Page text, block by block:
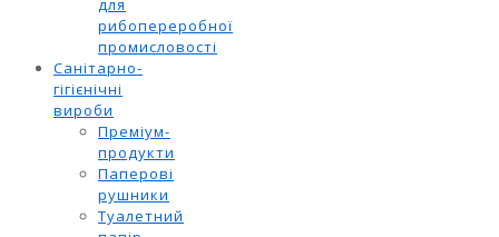
рибопереробної
промисловості
Санітарно-
гігієнічні
вироби
Преміум-
продукти
Паперові
рушники
Туалетний